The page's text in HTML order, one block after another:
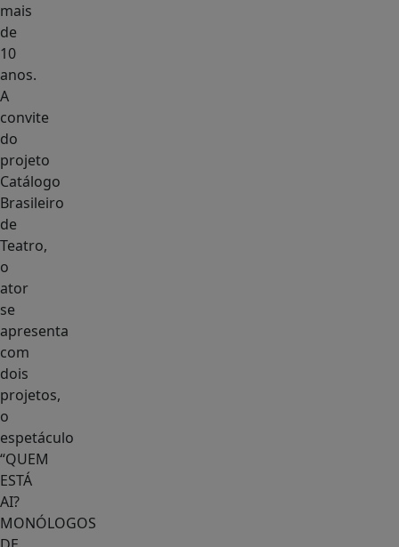
mais
de
10
anos.
A
convite
do
projeto
Catálogo
Brasileiro
de
Teatro,
o
ator
se
apresenta
com
dois
projetos,
o
espetáculo
“QUEM
ESTÁ
AI?
MONÓLOGOS